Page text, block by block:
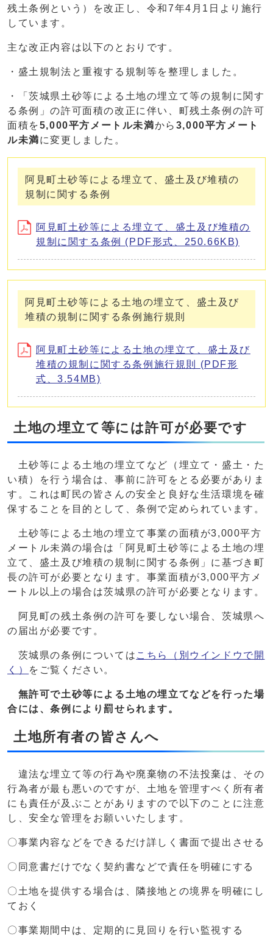
残土条例という）を改正し、令和7年4月1日より施行
しています。
主な改正内容は以下のとおりです。
・盛土規制法と重複する規制等を整理しました。
・「茨城県土砂等による土地の埋立て等の規制に関す
る条例」の許可面積の改正に伴い、町残土条例の許可
面積を5,000平方メートル未満から 3,000平方メート
ル未満に変更しました。
阿見町土砂等による埋立て、盛土及び堆積の
規制に関する条例
阿見町土砂等による埋立て、盛土及び堆積の
規制に関する条例 (PDF形式、250.66KB)
阿見町土砂等による土地の埋立て、盛土及び
堆積の規制に関する条例施行規則
阿見町土砂等による土地の埋立て、盛土及び
堆積の規制に関する条例施行規則 (PDF形
式、3.54MB)
土地の埋立て等には許可が必要です
土砂等による土地の埋立てなど（埋立て・盛土・た
い積）を行う場合は、事前に許可をとる必要がありま
す。これは町民の皆さんの安全と良好な生活環境を確
保することを目的として、条例で定められています。
土砂等による土地の埋立て事業の面積が3,000平方
メートル未満の場合は「阿見町土砂等による土地の埋
立て、盛土及び堆積の規制に関する条例」に基づき町
長の許可が必要となります。事業面積が3,000平方メ
ートル以上の場合は茨城県の許可が必要となります。
阿見町の残土条例の許可を要しない場合、茨城県へ
の届出が必要です。
茨城県の条例については こちら
（別ウインドウで開
く）
をご覧ください。
無許可で土砂等による土地の埋立てなどを行った場
合には、条例により罰せられます。
土地所有者の皆さんへ
違法な埋立て等の行為や廃棄物の不法投棄は、その
行為者が最も悪いのですが、土地を管理すべく所有者
にも責任が及ぶことがありますので以下のことに注意
し、安全な管理をお願いいたします。
〇事業内容などをできるだけ詳しく書面で提出させる
〇同意書だけでなく契約書などで責任を明確にする
〇土地を提供する場合は、隣接地との境界を明確にし
ておく
〇事業期間中は、定期的に見回りを行い監視する